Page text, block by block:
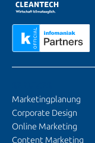
Marketingplanung
Corporate Design
Online Marketing
Content Marketing